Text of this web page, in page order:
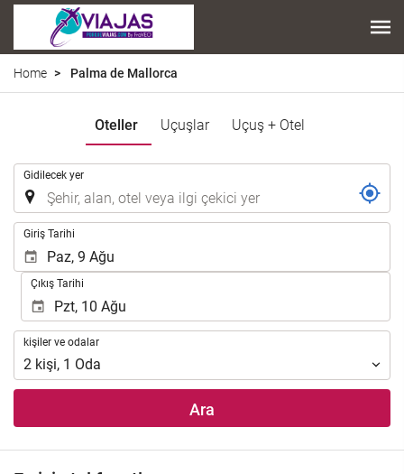
Home Palma de Mallorca
Oteller Uçuşlar Uçuş + Otel
Gidilecek yer
Giriş Tarihi
Çıkış Tarihi
kişiler
ve
odalar
kişiler ve odalar
2 kişi, 1 Oda
Ara